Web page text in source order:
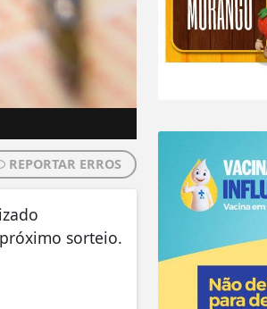
REPORTAR ERROS
sorteio.